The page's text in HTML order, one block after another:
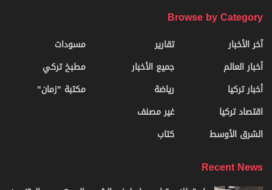
Browse by Category
آخر الأخبار
أخبار العالم
أخبار تركيا
اقتصاد تركيا
الشرق الأوسط
تقارير
جميع الأخبار
رياضة
غير مصنف
كتاب
مسودات
مطبخ تركي
مكتبة "زمان"
Recent News